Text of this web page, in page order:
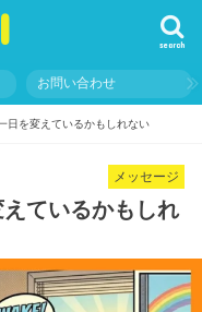
search
お問い合わせ
日を変えているかもしれない
メッセージ
ているかもしれ